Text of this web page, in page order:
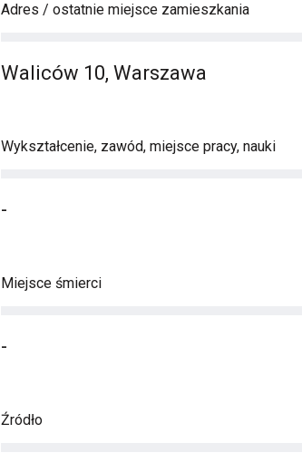
Adres / ostatnie miejsce zamieszkania
Waliców 10, Warszawa
Wykształcenie, zawód, miejsce pracy, nauki
-
Miejsce śmierci
-
Źródło